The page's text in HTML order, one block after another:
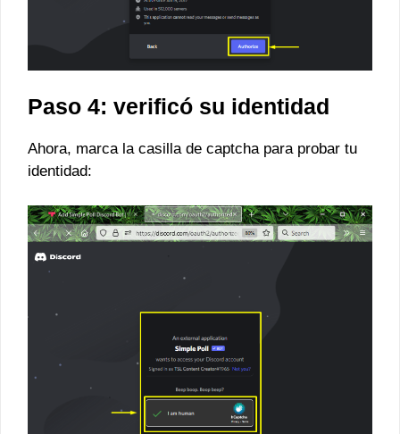
Paso 4: verificó su identidad
Ahora, marca la casilla de captcha para probar tu
identidad: